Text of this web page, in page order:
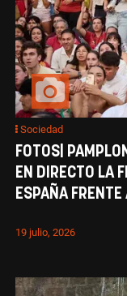
Sociedad
FOTOS|
EN DIRECTO LA
ESPAÑA
19 julio, 2026